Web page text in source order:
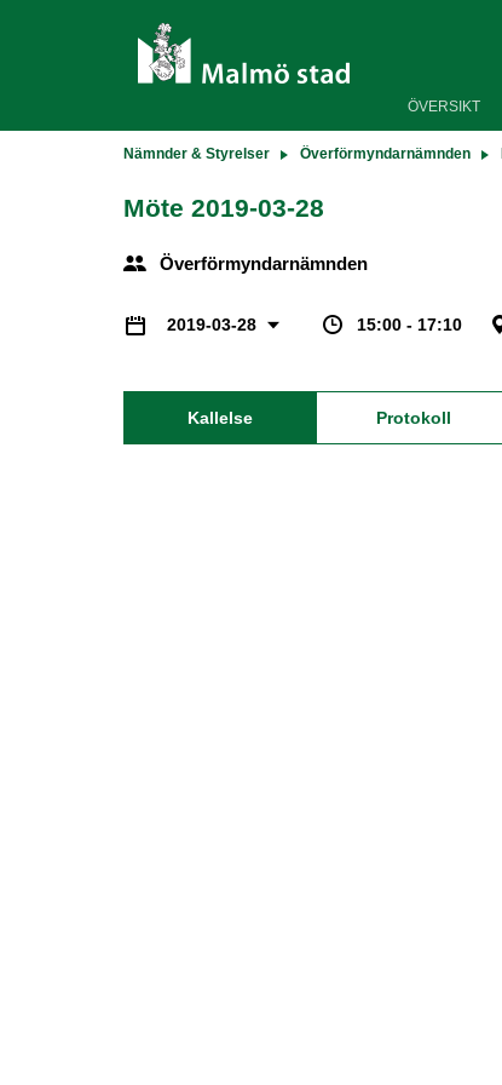
ÖVERSIKT
Nämnder & Styrelser Överförmyndarnämnden
Möte 2019-03-28
Överförmyndarnämnden
2019-03-28 15:00 - 17:10
Kallelse Protokoll